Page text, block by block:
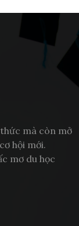
mà còn mở
hội mới.
mơ du học